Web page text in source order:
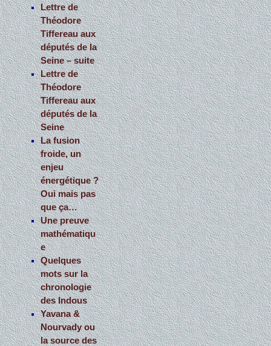
Lettre de
Théodore
Tiffereau aux
députés de la
Seine – suite
Lettre de
Théodore
Tiffereau aux
députés de la
Seine
La fusion
froide, un
enjeu
énergétique ?
Oui mais pas
que ça…
Une preuve
mathématiqu
e
Quelques
mots sur la
chronologie
des Indous
Yavana &
Nourvady ou
la source des